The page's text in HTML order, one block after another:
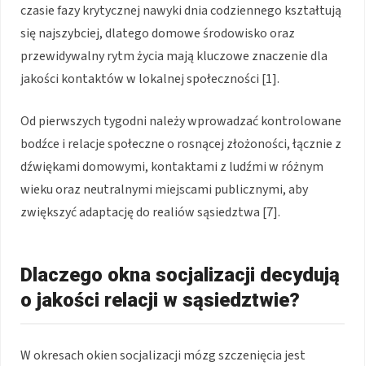
czasie fazy krytycznej nawyki dnia codziennego kształtują
się najszybciej, dlatego domowe środowisko oraz
przewidywalny rytm życia mają kluczowe znaczenie dla
jakości kontaktów w lokalnej społeczności [1].
Od pierwszych tygodni należy wprowadzać kontrolowane
bodźce i relacje społeczne o rosnącej złożoności, łącznie z
dźwiękami domowymi, kontaktami z ludźmi w różnym
wieku oraz neutralnymi miejscami publicznymi, aby
zwiększyć adaptację do realiów sąsiedztwa [7].
Dlaczego okna socjalizacji decydują
o jakości relacji w sąsiedztwie?
W okresach okien socjalizacji mózg szczenięcia jest